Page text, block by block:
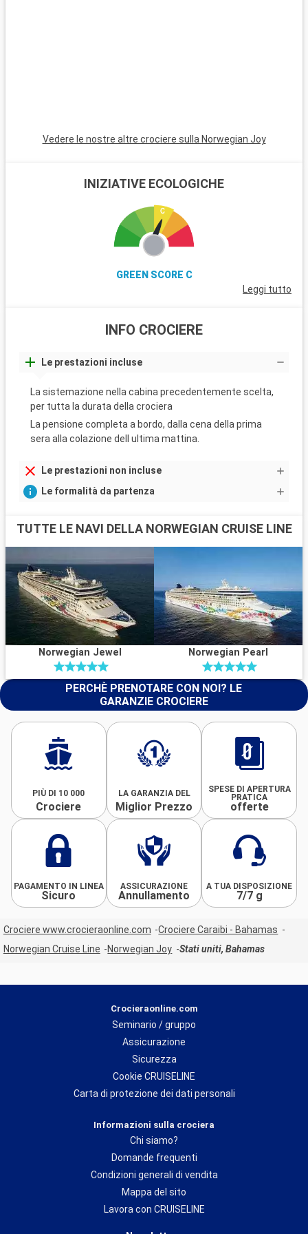
Vedere le nostre altre crociere sulla Norwegian Joy
INIZIATIVE ECOLOGICHE
GREEN SCORE C
Leggi tutto
INFO CROCIERE
Le prestazioni incluse
La sistemazione nella cabina precedentemente scelta,
per tutta la durata della crociera
La pensione completa a bordo, dalla cena della prima
sera alla colazione dell ultima mattina.
Le prestazioni non incluse
Le formalità da partenza
TUTTE LE NAVI DELLA NORWEGIAN CRUISE LINE
Norwegian Jewel Norwegian Pearl
PERCHÈ PRENOTARE CON NOI? LE
GARANZIE CROCIERE
PIÙ DI 10 000
Crociere
LA GARANZIA DEL
Miglior Prezzo
SPESE DI APERTURA
PRATICA
offerte
PAGAMENTO IN LINEA
Sicuro
ASSICURAZIONE
Annullamento
A TUA DISPOSIZIONE
7/7 g
Crociere www.crocieraonline.com
Crociere Caraibi - Bahamas
Norwegian Cruise Line
Norwegian Joy Stati uniti, Bahamas
Crocieraonline.com
Seminario / gruppo
Assicurazione
Sicurezza
Cookie CRUISELINE
Carta di protezione dei dati personali
Informazioni sulla crociera
Chi siamo?
Domande frequenti
Condizioni generali di vendita
Mappa del sito
Lavora con CRUISELINE